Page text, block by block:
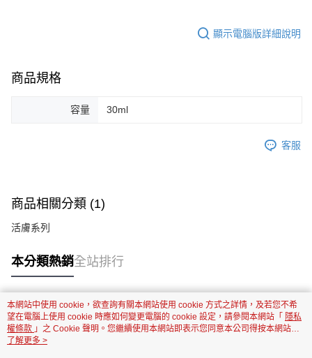
顯示電腦版詳細說明
商品規格
容量 30ml
客服
商品相關分類 (1)
活膚系列
本分類熱銷全站排行
熱門標籤
本網站中使用 cookie，欲查詢有關本網站使用 cookie 方式之詳情，及若您不希
望在電腦上使用 cookie 時應如何變更電腦的 cookie 設定，請參閱本網站「 隱私
權條款 」之 Cookie 聲明。您繼續使用本網站即表示您同意本公司得按本網站使
用條款之 Cookie 聲明使用 cookie。
了解更多 >